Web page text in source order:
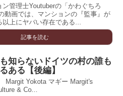
ン管理士Youtuberの「かわぐちろ
動画では、マンションの『監事』が
上にヤバい存在である...
記事を読む
も知らないドイツの村の誰も
ある【後編】
Margit Yokota マギー Margit's
& Co...